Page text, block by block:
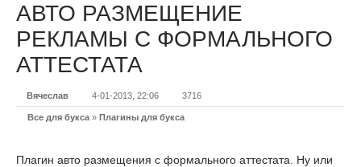
АВТО РАЗМЕЩЕНИЕ
РЕКЛАМЫ С ФОРМАЛЬНОГО
АТТЕСТАТА
Вячеслав 4-01-2013, 22:06 3716
Все для букса » Плагины для букса
Плагин авто размещения с формального аттестата. Ну или